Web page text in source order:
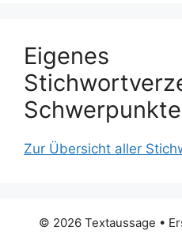
Eigenes
Zur Übersicht aller
© 2026 Textaussage •